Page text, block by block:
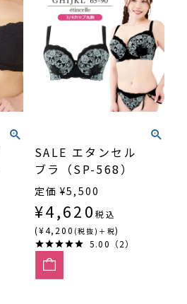
SALE エタンセル
ブラ（SP-568）
定価 ¥5,500
¥4,620 税込
(¥4,200 (税抜)＋税)
5.00（2）